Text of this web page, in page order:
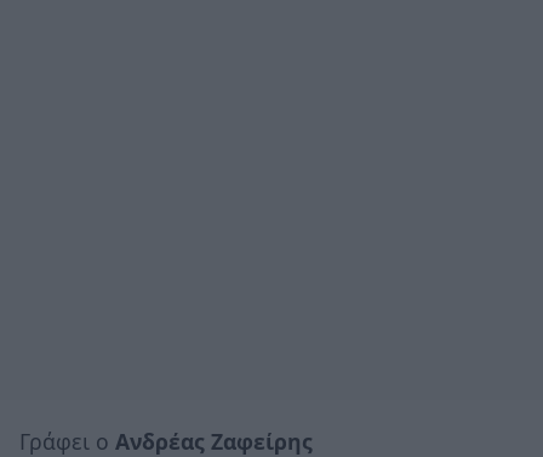
Γράφει ο Ανδρέας Ζαφείρης